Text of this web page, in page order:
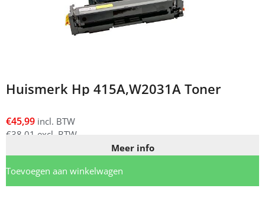
Huismerk Hp 415A,W2031A Toner
€45,99 incl. BTW
€38,01 excl. BTW
Meer info
Toevoegen aan winkelwagen